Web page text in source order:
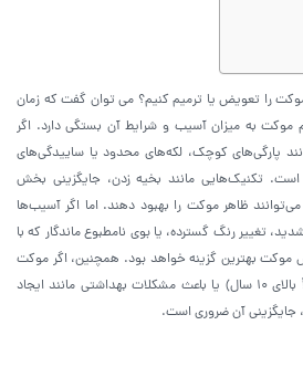
را تعویض یا ترمیم کنیم؟ می توان گفت که زمان
موکت به میزان آسیب و شرایط آن بستگی دارد. اگر
پارگی‌های کوچک، لکه‌های محدود یا ساییدگی‌های
است. تکنیک‌هایی مانند بخیه زدن، جایگزینی بخش
ظاهر موکت را بهبود دهند. اما اگر آسیب‌ها
تغییر رنگ گسترده، یا بوی نامطبوع ماندگار که با
موکت بهترین گزینه خواهد بود. همچنین، اگر موکت
بیش از حد قدیمی باشد (معمولاً بالای 10 سال) یا باعث مشکلات بهداشتی مانند ایجاد
آن ضروری است.